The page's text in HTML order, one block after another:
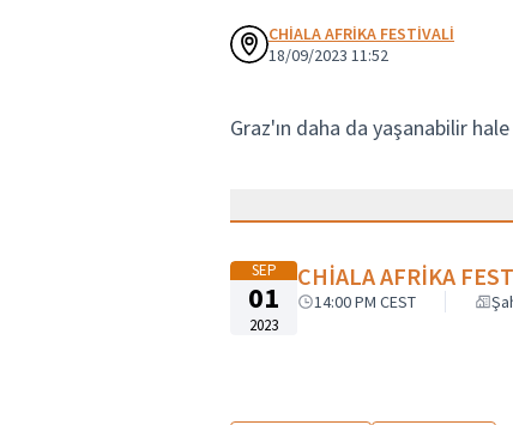
CHİALA AFRİKA FESTİVALİ
18/09/2023 11:52
Graz'ın daha da yaşanabilir
SEP
01
2023
CHİALA AFRİKA
14:00 PM CEST